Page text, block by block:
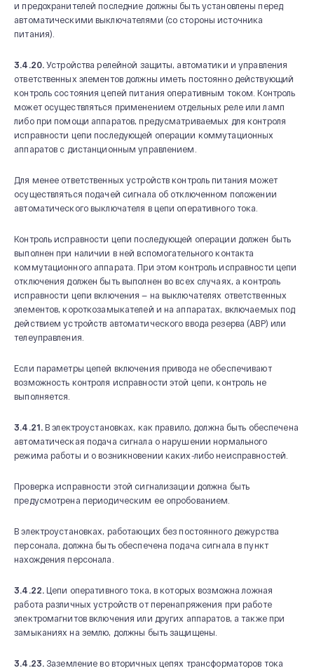
и предохранителей последние должны быть установлены перед
автоматическими выключателями (со стороны источника
питания).
3.4.20. Устройства релейной защиты, автоматики и управления
ответственных элементов должны иметь постоянно действующий
контроль состояния цепей питания оперативным током. Контроль
может осуществляться применением отдельных реле или ламп
либо при помощи аппаратов, предусматриваемых для контроля
исправности цепи последующей операции коммутационных
аппаратов с дистанционным управлением.
Для менее ответственных устройств контроль питания может
осуществляться подачей сигнала об отключенном положении
автоматического выключателя в цепи оперативного тока.
Контроль исправности цепи последующей операции должен быть
выполнен при наличии в ней вспомогательного контакта
коммутационного аппарата. При этом контроль исправности цепи
отключения должен быть выполнен во всех случаях, а контроль
исправности цепи включения — на выключателях ответственных
элементов, короткозамыкателей и на аппаратах, включаемых под
действием устройств автоматического ввода резерва (АВР) или
телеуправления.
Если параметры цепей включения привода не обеспечивают
возможность контроля исправности этой цепи, контроль не
выполняется.
3.4.21. В электроустановках, как правило, должна быть обеспечена
автоматическая подача сигнала о нарушении нормального
режима работы и о возникновении каких-либо неисправностей.
Проверка исправности этой сигнализации должна быть
предусмотрена периодическим ее опробованием.
В электроустановках, работающих без постоянного дежурства
персонала, должна быть обеспечена подача сигнала в пункт
нахождения персонала.
3.4.22. Цепи оперативного тока, в которых возможна ложная
работа различных устройств от перенапряжения при работе
электромагнитов включения или других аппаратов, а также при
замыканиях на землю, должны быть защищены.
3.4.23. Заземление во вторичных цепях трансформаторов тока